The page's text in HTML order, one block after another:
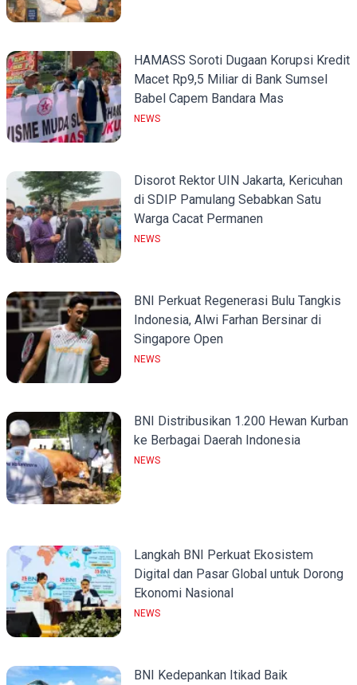
HAMASS Soroti Dugaan Korupsi Kredit
Macet Rp9,5 Miliar di Bank Sumsel
Babel Capem Bandara Mas
NEWS
Disorot Rektor UIN Jakarta, Kericuhan
di SDIP Pamulang Sebabkan Satu
Warga Cacat Permanen
NEWS
BNI Perkuat Regenerasi Bulu Tangkis
Indonesia, Alwi Farhan Bersinar di
Singapore Open
NEWS
BNI Distribusikan 1.200 Hewan Kurban
ke Berbagai Daerah Indonesia
NEWS
Langkah BNI Perkuat Ekosistem
Digital dan Pasar Global untuk Dorong
Ekonomi Nasional
NEWS
BNI Kedepankan Itikad Baik